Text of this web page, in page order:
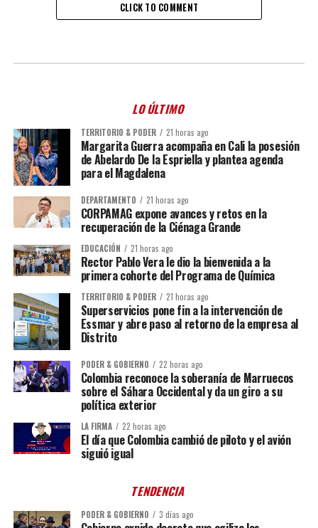
CLICK TO COMMENT
LO ÚLTIMO
TERRITORIO & PODER 21 horas ago
Margarita Guerra acompaña en Cali la posesión
de Abelardo De la Espriella y plantea agenda
para el Magdalena
DEPARTAMENTO 21 horas ago
CORPAMAG expone avances y retos en la
recuperación de la Ciénaga Grande
EDUCACIÓN 21 horas ago
Rector Pablo Vera le dio la bienvenida a la
primera cohorte del Programa de Química
TERRITORIO & PODER 21 horas ago
Superservicios pone fin a la intervención de
Essmar y abre paso al retorno de la empresa al
Distrito
PODER & GOBIERNO 22 horas ago
Colombia reconoce la soberanía de Marruecos
sobre el Sáhara Occidental y da un giro a su
política exterior
LA FIRMA 22 horas ago
El día que Colombia cambió de piloto y el avión
siguió igual
TENDENCIA
PODER & GOBIERNO 3 días ago